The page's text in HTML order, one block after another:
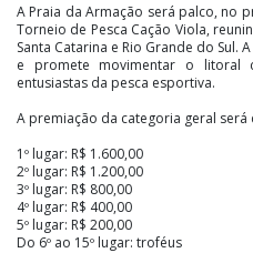
A Praia da Armação será palco, no
Torneio de Pesca Cação Viola,
Santa Catarina e Rio Grande do Sul.
e promete movimentar o litoral
entusiastas da pesca esportiva.
A premiação da categoria geral
1º lugar: R$ 1.600,00
2º lugar: R$ 1.200,00
3º lugar: R$ 800,00
4º lugar: R$ 400,00
5º lugar: R$ 200,00
Do 6º ao 15º lugar: troféus